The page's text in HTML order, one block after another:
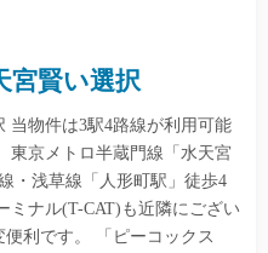
宮賢い選択
当物件は3駅4路線が利用可能
東京メトロ半蔵門線「水天宮
・浅草線「人形町駅」徒歩4
ミナル(T-CAT)も近隣にござい
利です。 「ピーコックス